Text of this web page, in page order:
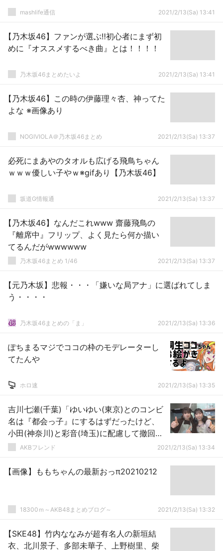
mashlife通信 2021/2/13(Sa) 13:41
【乃木坂46】ファンが選ぶ‼初心者にまず初
めに『オススメするべき曲』とは！！！！
乃木坂46まとめたいよ 2021/2/13(Sa) 13:41
【乃木坂46】この時の伊藤理々杏、神ってた
よな ※画像あり
NOGIVIOLA＠乃木坂46まとめ 2021/2/13(Sa) 13:37
必死にまあやのタオルも広げる飛鳥ちゃん
ｗｗｗ優しい子やｗ※gifあり【乃木坂46】
坂道G情報通 2021/2/13(Sa) 13:37
【乃木坂46】なんだこれwww 齋藤飛鳥の
『離席中』フリップ、よく見たら何か描い
てるんだがwwwwww
乃木坂46まとめ 1/46 2021/2/13(Sa) 13:37
【元乃木坂】悲報・・・「嫌いな局アナ」に選ばれてしま
う・・・・
乃木坂46まとめの「ま」 2021/2/13(Sa) 13:36
ぽちまるマジでココの枠のモデレーターし
てたんや
ホロ速 2021/2/13(Sa) 13:35
吉川七瀬(千葉)「ゆいゆい(東京)とのコンビ
名は『都会っ子』にするはずだったけど、
小田(神奈川)と彩音(埼玉)に配慮して撤回し
た」AKBフレンド 2021/2/13(Sa) 13:34
【画像】ももちゃんの最新おっπ20210212
18300ｍ～AKB48まとめブログ～ 2021/2/13(Sa) 13:32
【SKE48】竹内ななみが超有名人の新垣結
衣、北川景子、多部未華子、上野樹里、柴